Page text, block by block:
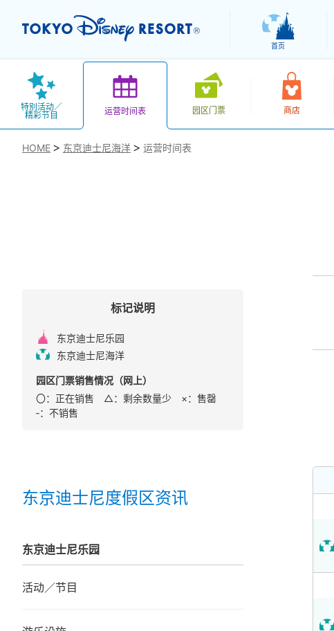
首页
特别活动／
精彩节目
运营时间表 园区门票 商店
HOME 东京迪士尼海洋 运营时间表
标记说明
东京迪士尼乐园
东京迪士尼海洋
园区门票销售情况（网上）
〇：正在销售 △：剩余数量少 ×：售罄
‐：不销售
东京迪士尼度假区资讯
东京迪士尼乐园
活动／节目